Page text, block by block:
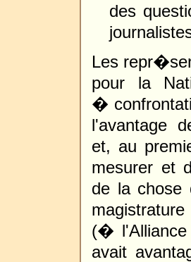
des
Les
pour la
�
l'avantage
et, au
mesurer et
de la
(�
avait